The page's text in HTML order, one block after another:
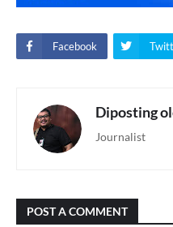
Facebook
Diposting
Journalist
POST A COMMENT